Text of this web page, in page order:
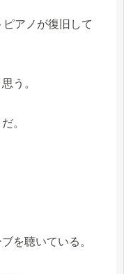
アノが復旧して
う。
。
を聴いている。